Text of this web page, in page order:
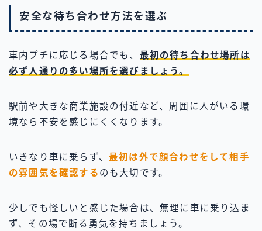
安全な待ち合わせ方法を選ぶ
車内プチに応じる場合でも、 最初の待ち合わせ場所は
必ず人通りの多い場所を選びましょう。
駅前や大きな商業施設の付近など、周囲に人がいる環
境なら不安を感じにくくなります。
いきなり車に乗らず、 最初は外で顔合わせをして相手
の雰囲気を確認する のも大切です。
少しでも怪しいと感じた場合は、無理に車に乗り込ま
ず、その場で断る勇気を持ちましょう。